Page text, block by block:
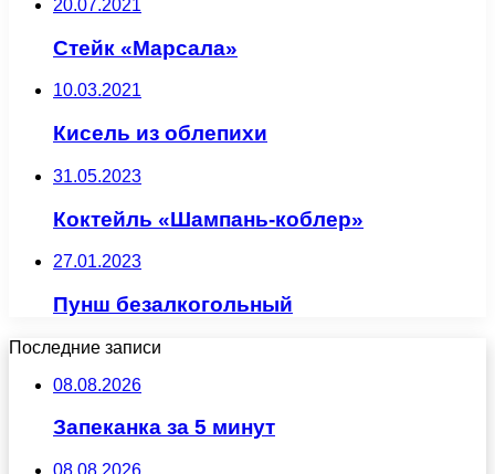
20.07.2021
Стейк «Марсала»
10.03.2021
Кисель из облепихи
31.05.2023
Коктейль «Шампань-коблер»
27.01.2023
Пунш безалкогольный
Последние записи
08.08.2026
Запеканка за 5 минут